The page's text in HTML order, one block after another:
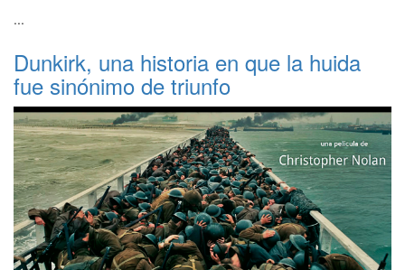
...
Dunkirk, una historia en que la huida
fue sinónimo de triunfo